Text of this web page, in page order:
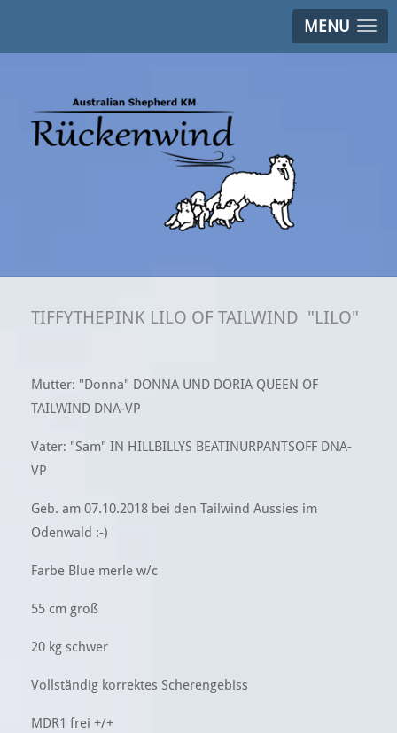
MENU
TIFFYTHEPINK LILO OF TAILWIND "LILO"
Mutter: "Donna" DONNA UND DORIA QUEEN OF
TAILWIND DNA-VP
Vater: "Sam" IN HILLBILLYS BEATINURPANTSOFF DNA-
VP
Geb. am 07.10.2018 bei den Tailwind Aussies im
Odenwald :-)
Farbe Blue merle w/c
55 cm groß
20 kg schwer
Vollständig korrektes Scherengebiss
MDR1 frei +/+